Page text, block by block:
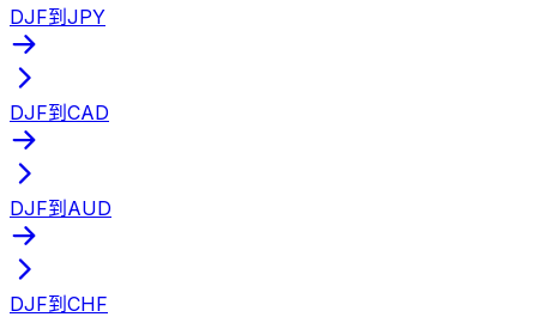
DJF到JPY
DJF到CAD
DJF到AUD
DJF到CHF